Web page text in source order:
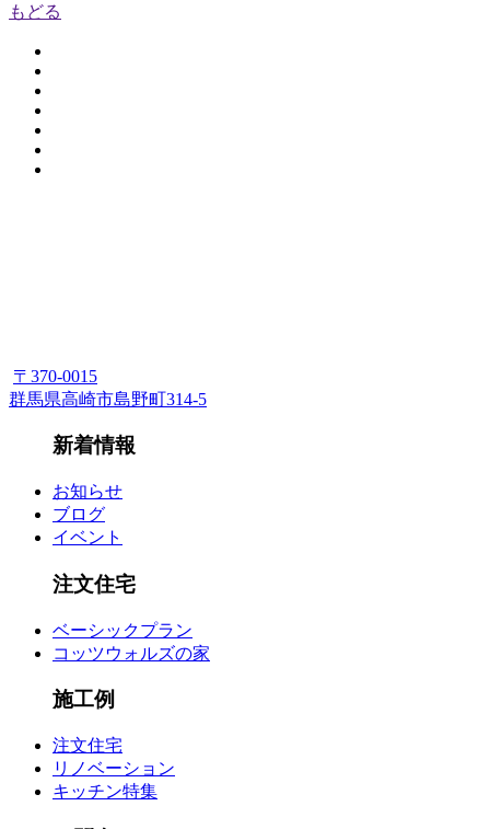
もどる
〒370-0015
群馬県高崎市島野町314-5
新着情報
お知らせ
ブログ
イベント
注文住宅
ベーシックプラン
コッツウォルズの家
施工例
注文住宅
リノベーション
キッチン特集